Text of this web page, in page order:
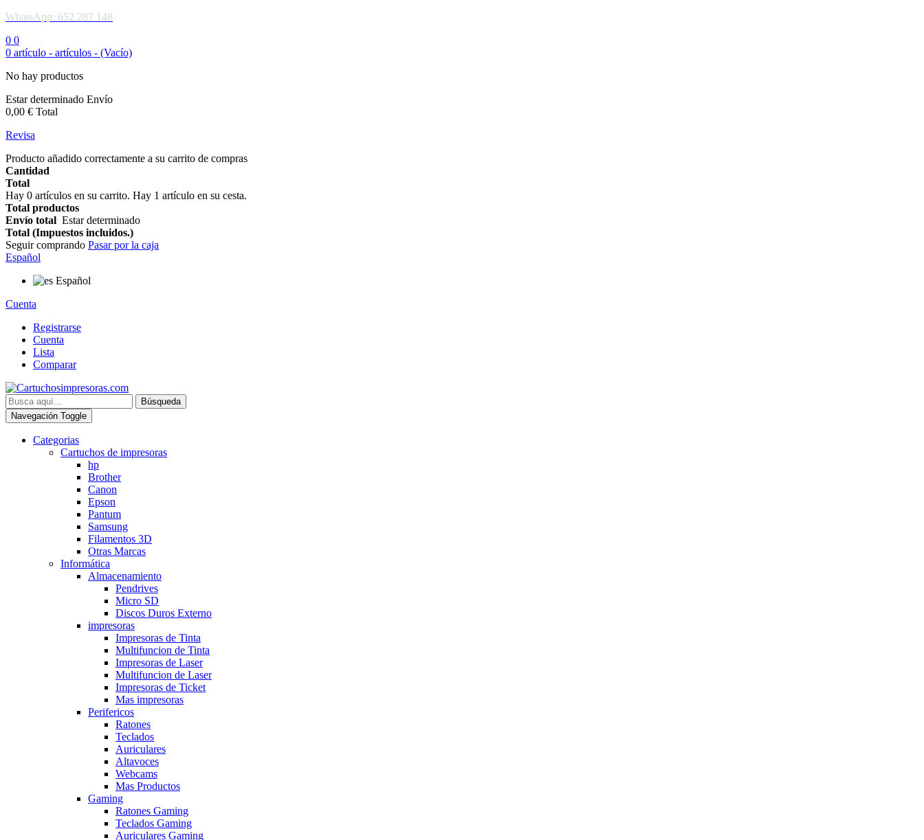
WhatsApp: 652 287 148
0 0
0 artículo - artículos - (Vacío)
No hay productos
Estar determinado Envío
0,00 € Total
Revisa
Producto añadido correctamente a su carrito de compras
Cantidad
Total
Hay 0 artículos en su carrito. Hay 1 artículo en su cesta.
Total productos
Envío total Estar determinado
Total (Impuestos incluidos.)
Seguir comprando Pasar por la caja
Español
Español
Cuenta
Registrarse
Cuenta
Lista
Comparar
Búsqueda
Navegación Toggle
Categorias
Cartuchos de impresoras
hp
Brother
Canon
Epson
Pantum
Samsung
Filamentos 3D
Otras Marcas
Informática
Almacenamiento
Pendrives
Micro SD
Discos Duros Externo
impresoras
Impresoras de Tinta
Multifuncion de Tinta
Impresoras de Laser
Multifuncion de Laser
Impresoras de Ticket
Mas impresoras
Perifericos
Ratones
Teclados
Auriculares
Altavoces
Webcams
Mas Productos
Gaming
Ratones Gaming
Teclados Gaming
Auriculares Gaming